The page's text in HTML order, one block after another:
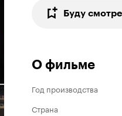
Буду
О фильме
Год производства
Страна